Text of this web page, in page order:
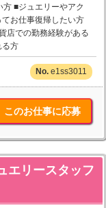
■ジュエリーやアク
お仕事復帰したい方
店での勤務経験がある
る方
e1ss3011
このお仕事に応募
エリースタッフ